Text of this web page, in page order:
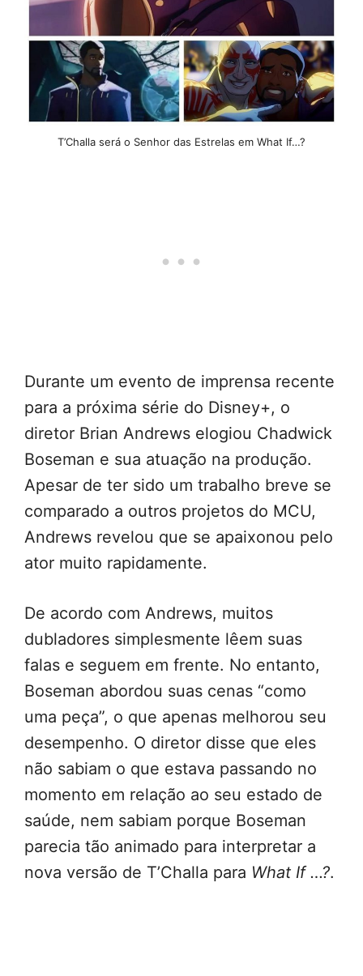
T’Challa será o Senhor das Estrelas em What If…?
Durante um evento de imprensa recente
para a próxima série do Disney+, o
diretor Brian Andrews elogiou Chadwick
Boseman e sua atuação na produção.
Apesar de ter sido um trabalho breve se
comparado a outros projetos do MCU,
Andrews revelou que se apaixonou pelo
ator muito rapidamente.
De acordo com Andrews, muitos
dubladores simplesmente lêem suas
falas e seguem em frente. No entanto,
Boseman abordou suas cenas “como
uma peça”, o que apenas melhorou seu
desempenho. O diretor disse que eles
não sabiam o que estava passando no
momento em relação ao seu estado de
saúde, nem sabiam porque Boseman
parecia tão animado para interpretar a
nova versão de T’Challa para What If …?.